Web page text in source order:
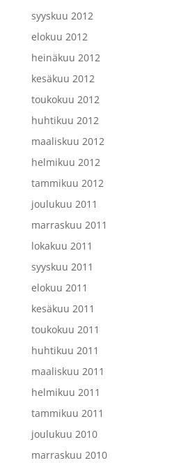
syyskuu 2012
elokuu 2012
heinäkuu 2012
kesäkuu 2012
toukokuu 2012
huhtikuu 2012
maaliskuu 2012
helmikuu 2012
tammikuu 2012
joulukuu 2011
marraskuu 2011
lokakuu 2011
syyskuu 2011
elokuu 2011
kesäkuu 2011
toukokuu 2011
huhtikuu 2011
maaliskuu 2011
helmikuu 2011
tammikuu 2011
joulukuu 2010
marraskuu 2010